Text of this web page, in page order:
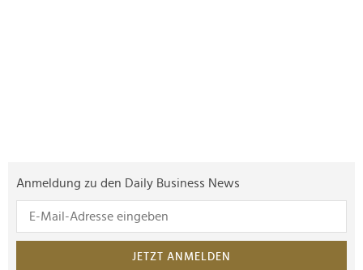
Anmeldung zu den Daily Business News
JETZT ANMELDEN